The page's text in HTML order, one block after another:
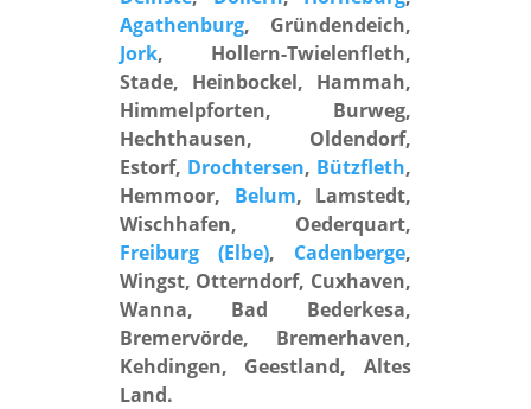
Agathenburg, Gründendeich,
Jork, Hollern-Twielenfleth,
Stade, Heinbockel, Hammah,
Himmelpforten, Burweg,
Hechthausen, Oldendorf,
Estorf, Drochtersen, Bützfleth,
Hemmoor, Belum, Lamstedt,
Wischhafen, Oederquart,
Freiburg (Elbe), Cadenberge,
Wingst, Otterndorf, Cuxhaven,
Wanna, Bad Bederkesa,
Bremervörde, Bremerhaven,
Kehdingen, Geestland, Altes
Land.